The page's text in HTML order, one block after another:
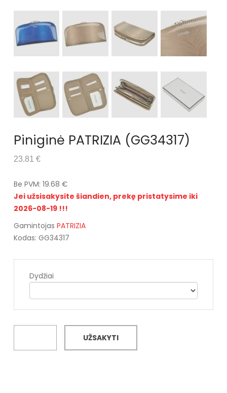
Piniginė PATRIZIA (GG34317)
23.81 €
Be PVM: 19.68 €
Jei užsisakysite šiandien, prekę pristatysime iki
2026-08-19 !!!
Gamintojas PATRIZIA
Kodas: GG34317
Dydžiai
UŽSAKYTI